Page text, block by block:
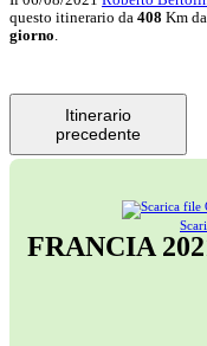
questo itinerario da 408 Km
giorno.
Itinerario
precedente
FRANCIA